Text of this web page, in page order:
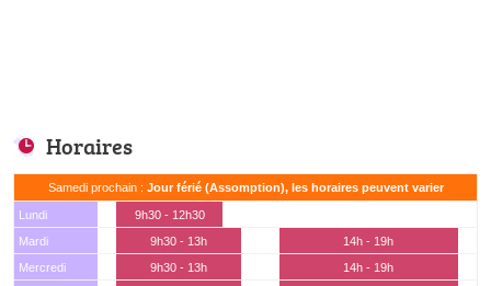
Horaires
Samedi prochain : Jour férié (Assomption), les horaires peuvent varier
Lundi
9h30 - 12h30
Mardi
9h30 - 13h
14h - 19h
Mercredi
9h30 - 13h
14h - 19h